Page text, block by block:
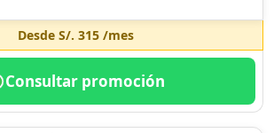
Desde S/. 315/mes
Consultar promoción